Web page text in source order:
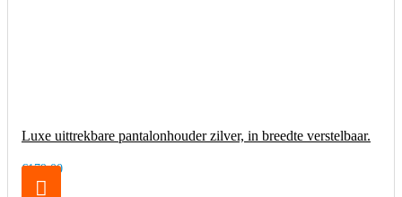
Luxe uittrekbare pantalonhouder zilver, in breedte verstelbaar.
€179,00